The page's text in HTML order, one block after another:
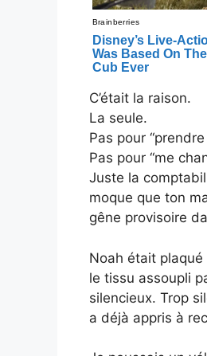
C’était la raison.
La seule.
Pas pour “prendre
Pas pour “me
Juste la
moque que ton
gêne provisoire
Noah était
le tissu assoupli
silencieux. Trop
a déjà appris à